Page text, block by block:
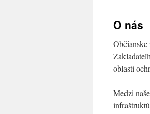
obsah
O nás
oblasti
Medzi